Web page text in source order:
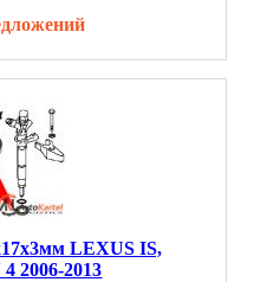
LEXUS IS,
2006-2013